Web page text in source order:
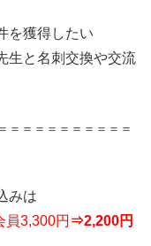
を獲得したい
生と名刺交換や交流
＝＝＝＝＝＝＝＝＝＝
みは
員3,300円 ⇒2,200円